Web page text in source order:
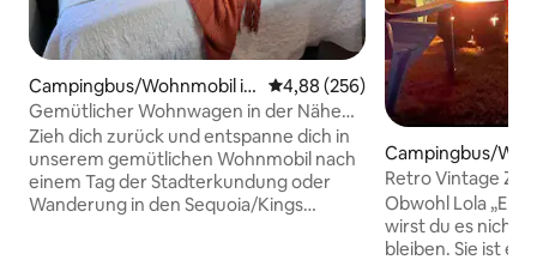
Campingbus/Wohnmobil in
Exeter
Durchschnittliche Bewertung:
4,88 (256)
Gemütlicher Wohnwagen in der Nähe
von Sequoia/Kings Nt'l Park – 3
Schlafplätze
Zieh dich zurück und entspanne dich in
unserem gemütlichen Wohnmobil nach
einem Tag der Stadterkundung oder
Wanderung in den Sequoia/Kings
Campingbus/
Clovis
Retro Vintage
Obwohl Lola
wirst du es nicht
bleiben. Sie ist ein 1971 28' Avion